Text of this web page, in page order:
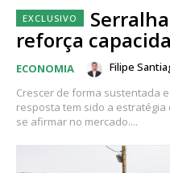
reforça
ECONOMIA Filipe
Crescer de forma sustentada
resposta tem sido a
se afirmar no mercado....